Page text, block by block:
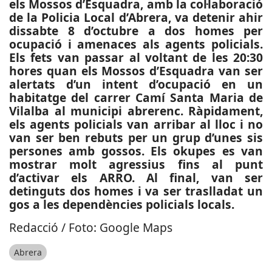
els Mossos d’Esquadra, amb la col·laboració
de la Policia Local d’Abrera, va detenir ahir
dissabte 8 d’octubre a dos homes per
ocupació i amenaces als agents policials.
Els fets van passar al voltant de les 20:30
hores quan els Mossos d’Esquadra van ser
alertats d’un intent d’ocupació en un
habitatge del carrer Camí Santa Maria de
Vilalba al municipi abrerenc. Ràpidament,
els agents policials van arribar al lloc i no
van ser ben rebuts per un grup d’unes sis
persones amb gossos. Els okupes es van
mostrar molt agressius fins al punt
d’activar els ARRO. Al final, van ser
detinguts dos homes i va ser traslladat un
gos a les dependències policials locals.
Redacció / Foto: Google Maps
Abrera